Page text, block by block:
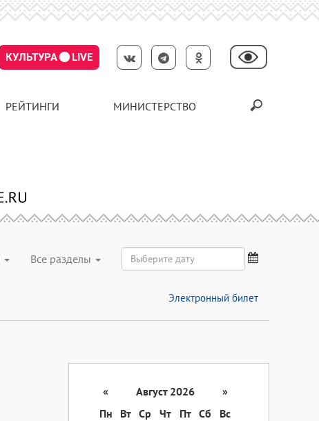
КУЛЬТУРА LIVE
РЕЙТИНГИ МИНИСТЕРСТВО
Все разделы
Электронный билет
« Август 2026
»
Пн
Вт Ср Чт Пт Сб
Вс